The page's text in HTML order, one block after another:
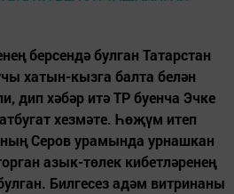
берсендә булган Татарстан
хатын-кызга балта белән
дип хәбәр итә ТР буенча Эчке
хезмәте. Һөҗүм итеп
Серов урамында урнашкан
азык-төлек кибетләренең
Билгесез адәм витринаны